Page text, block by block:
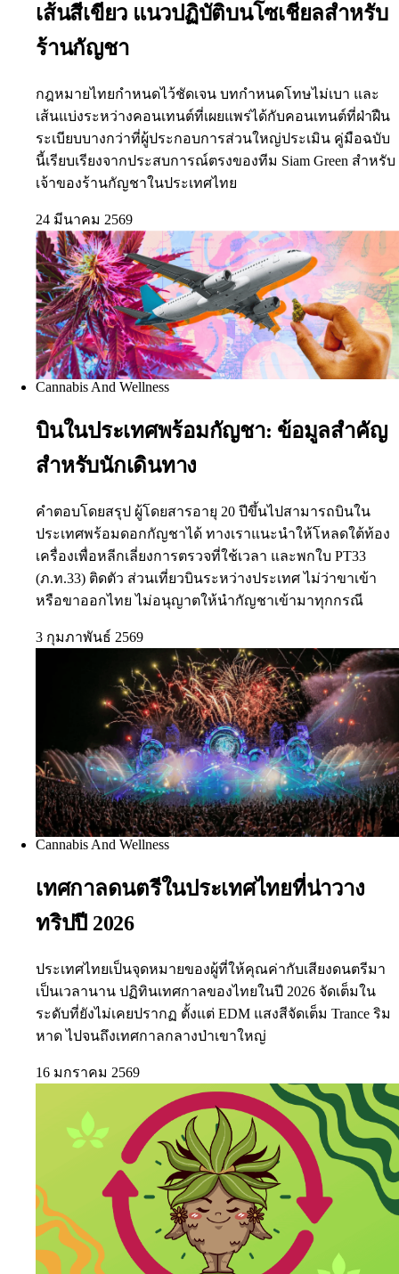
เส้นสีเขียว แนวปฏิบัติบนโซเชียลสำหรับ
ร้านกัญชา
กฎหมายไทยกำหนดไว้ชัดเจน บทกำหนดโทษไม่เบา และ
เส้นแบ่งระหว่างคอนเทนต์ที่เผยแพร่ได้กับคอนเทนต์ที่ฝ่าฝืน
ระเบียบบางกว่าที่ผู้ประกอบการส่วนใหญ่ประเมิน คู่มือฉบับ
นี้เรียบเรียงจากประสบการณ์ตรงของทีม Siam Green สำหรับ
เจ้าของร้านกัญชาในประเทศไทย
24 มีนาคม 2569
Cannabis And Wellness
บินในประเทศพร้อมกัญชา: ข้อมูลสำคัญ
สำหรับนักเดินทาง
คำตอบโดยสรุป ผู้โดยสารอายุ 20 ปีขึ้นไปสามารถบินใน
ประเทศพร้อมดอกกัญชาได้ ทางเราแนะนำให้โหลดใต้ท้อง
เครื่องเพื่อหลีกเลี่ยงการตรวจที่ใช้เวลา และพกใบ PT33
(ภ.ท.33) ติดตัว ส่วนเที่ยวบินระหว่างประเทศ ไม่ว่าขาเข้า
หรือขาออกไทย ไม่อนุญาตให้นำกัญชาเข้ามาทุกกรณี
3 กุมภาพันธ์ 2569
Cannabis And Wellness
เทศกาลดนตรีในประเทศไทยที่น่าวาง
ทริปปี 2026
ประเทศไทยเป็นจุดหมายของผู้ที่ให้คุณค่ากับเสียงดนตรีมา
เป็นเวลานาน ปฏิทินเทศกาลของไทยในปี 2026 จัดเต็มใน
ระดับที่ยังไม่เคยปรากฏ ตั้งแต่ EDM แสงสีจัดเต็ม Trance ริม
หาด ไปจนถึงเทศกาลกลางป่าเขาใหญ่
16 มกราคม 2569